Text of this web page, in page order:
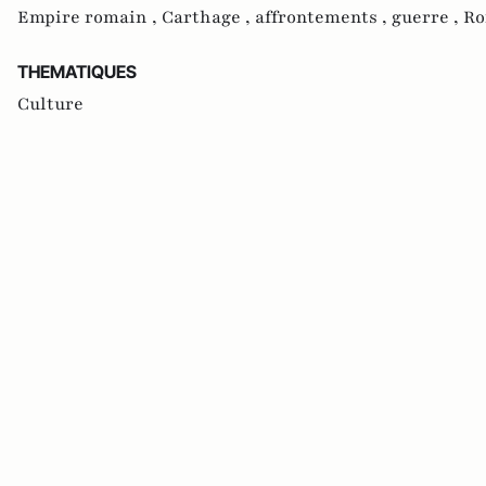
Empire romain , Carthage , affrontements , guerre ,
THEMATIQUES
Culture